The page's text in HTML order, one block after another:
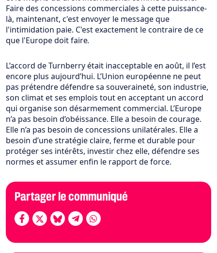
Faire des concessions commerciales à cette puissance-
là, maintenant, c'est envoyer le message que
l'intimidation paie. C'est exactement le contraire de ce
que l'Europe doit faire.
L’accord de Turnberry était inacceptable en août, il l’est
encore plus aujourd’hui. L’Union européenne ne peut
pas prétendre défendre sa souveraineté, son industrie,
son climat et ses emplois tout en acceptant un accord
qui organise son désarmement commercial. L’Europe
n’a pas besoin d’obéissance. Elle a besoin de courage.
Elle n’a pas besoin de concessions unilatérales. Elle a
besoin d’une stratégie claire, ferme et durable pour
protéger ses intérêts, investir chez elle, défendre ses
normes et assumer enfin le rapport de force.
Partager le communiqué